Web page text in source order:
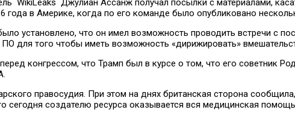
WikiLeaks Джулиан Ассанж получал посылки с материалами,
года в Америке, когда по его команде было опубликовано
установлено, что он имел возможность проводить встречи с
для того чтобы иметь возможность «дирижировать»
конгрессом, что Трамп был в курсе о том, что его советник
правосудия. При этом на днях британская сторона
сегодня создателю ресурса оказывается вся медицинская